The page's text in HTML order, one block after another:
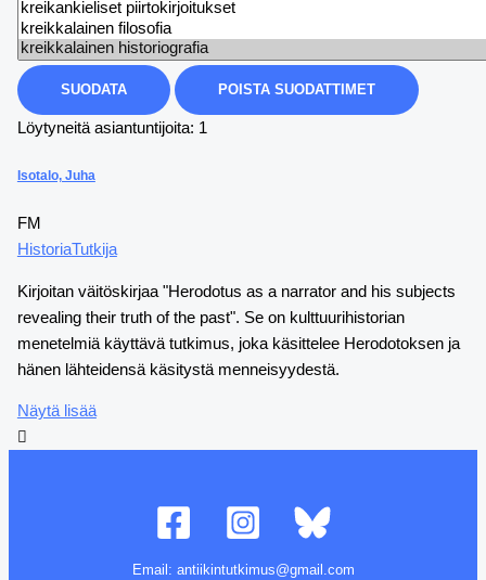
Löytyneitä asiantuntijoita: 1
Isotalo, Juha
FM
HistoriaTutkija
Kirjoitan väitöskirjaa "Herodotus as a narrator and his subjects
revealing their truth of the past". Se on kulttuurihistorian
menetelmiä käyttävä tutkimus, joka käsittelee Herodotoksen ja
hänen lähteidensä käsitystä menneisyydestä.
Näytä lisää
Email: antiikintutkimus@gmail.com